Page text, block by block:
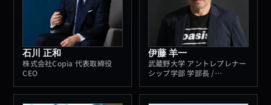
石川 正和
株式会社Copia 代表取締役
CEO
伊藤 羊一
武蔵野大学 アントレプレナー
シップ学部 学部長 /
Voicyパーソナリティ